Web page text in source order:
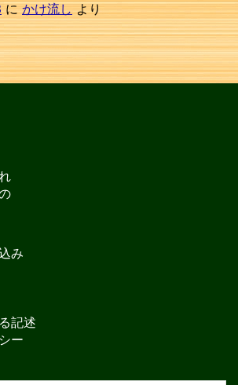
にかけ流しより
み
記述
ー